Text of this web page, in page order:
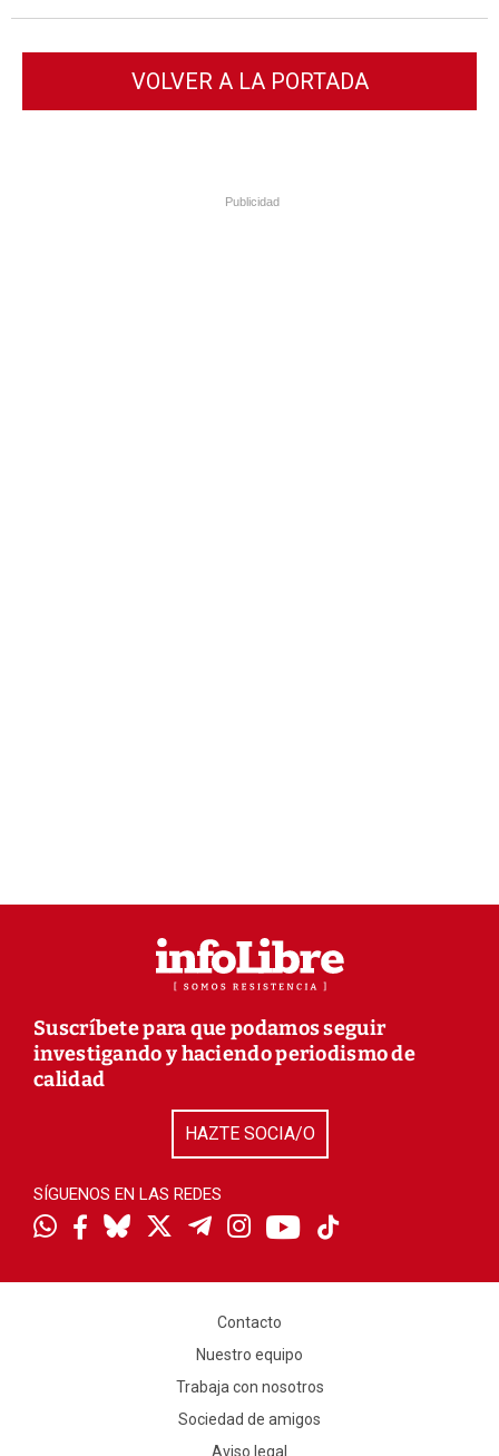
VOLVER A LA PORTADA
Publicidad
Suscríbete para que podamos seguir
investigando y haciendo periodismo de
calidad
HAZTE SOCIA/O
SÍGUENOS EN LAS REDES
Contacto
Nuestro equipo
Trabaja con nosotros
Sociedad de amigos
Aviso legal